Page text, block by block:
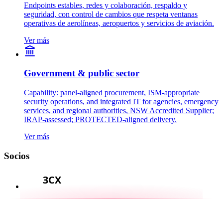
Endpoints estables, redes y colaboración, respaldo y
seguridad, con control de cambios que respeta ventanas
operativas de aerolíneas, aeropuertos y servicios de aviación.
Ver más
Government & public sector
Capability: panel-aligned procurement, ISM-appropriate
security operations, and integrated IT for agencies, emergency
services, and regional authorities, NSW Accredited Supplier;
IRAP-assessed; PROTECTED-aligned delivery.
Ver más
Socios